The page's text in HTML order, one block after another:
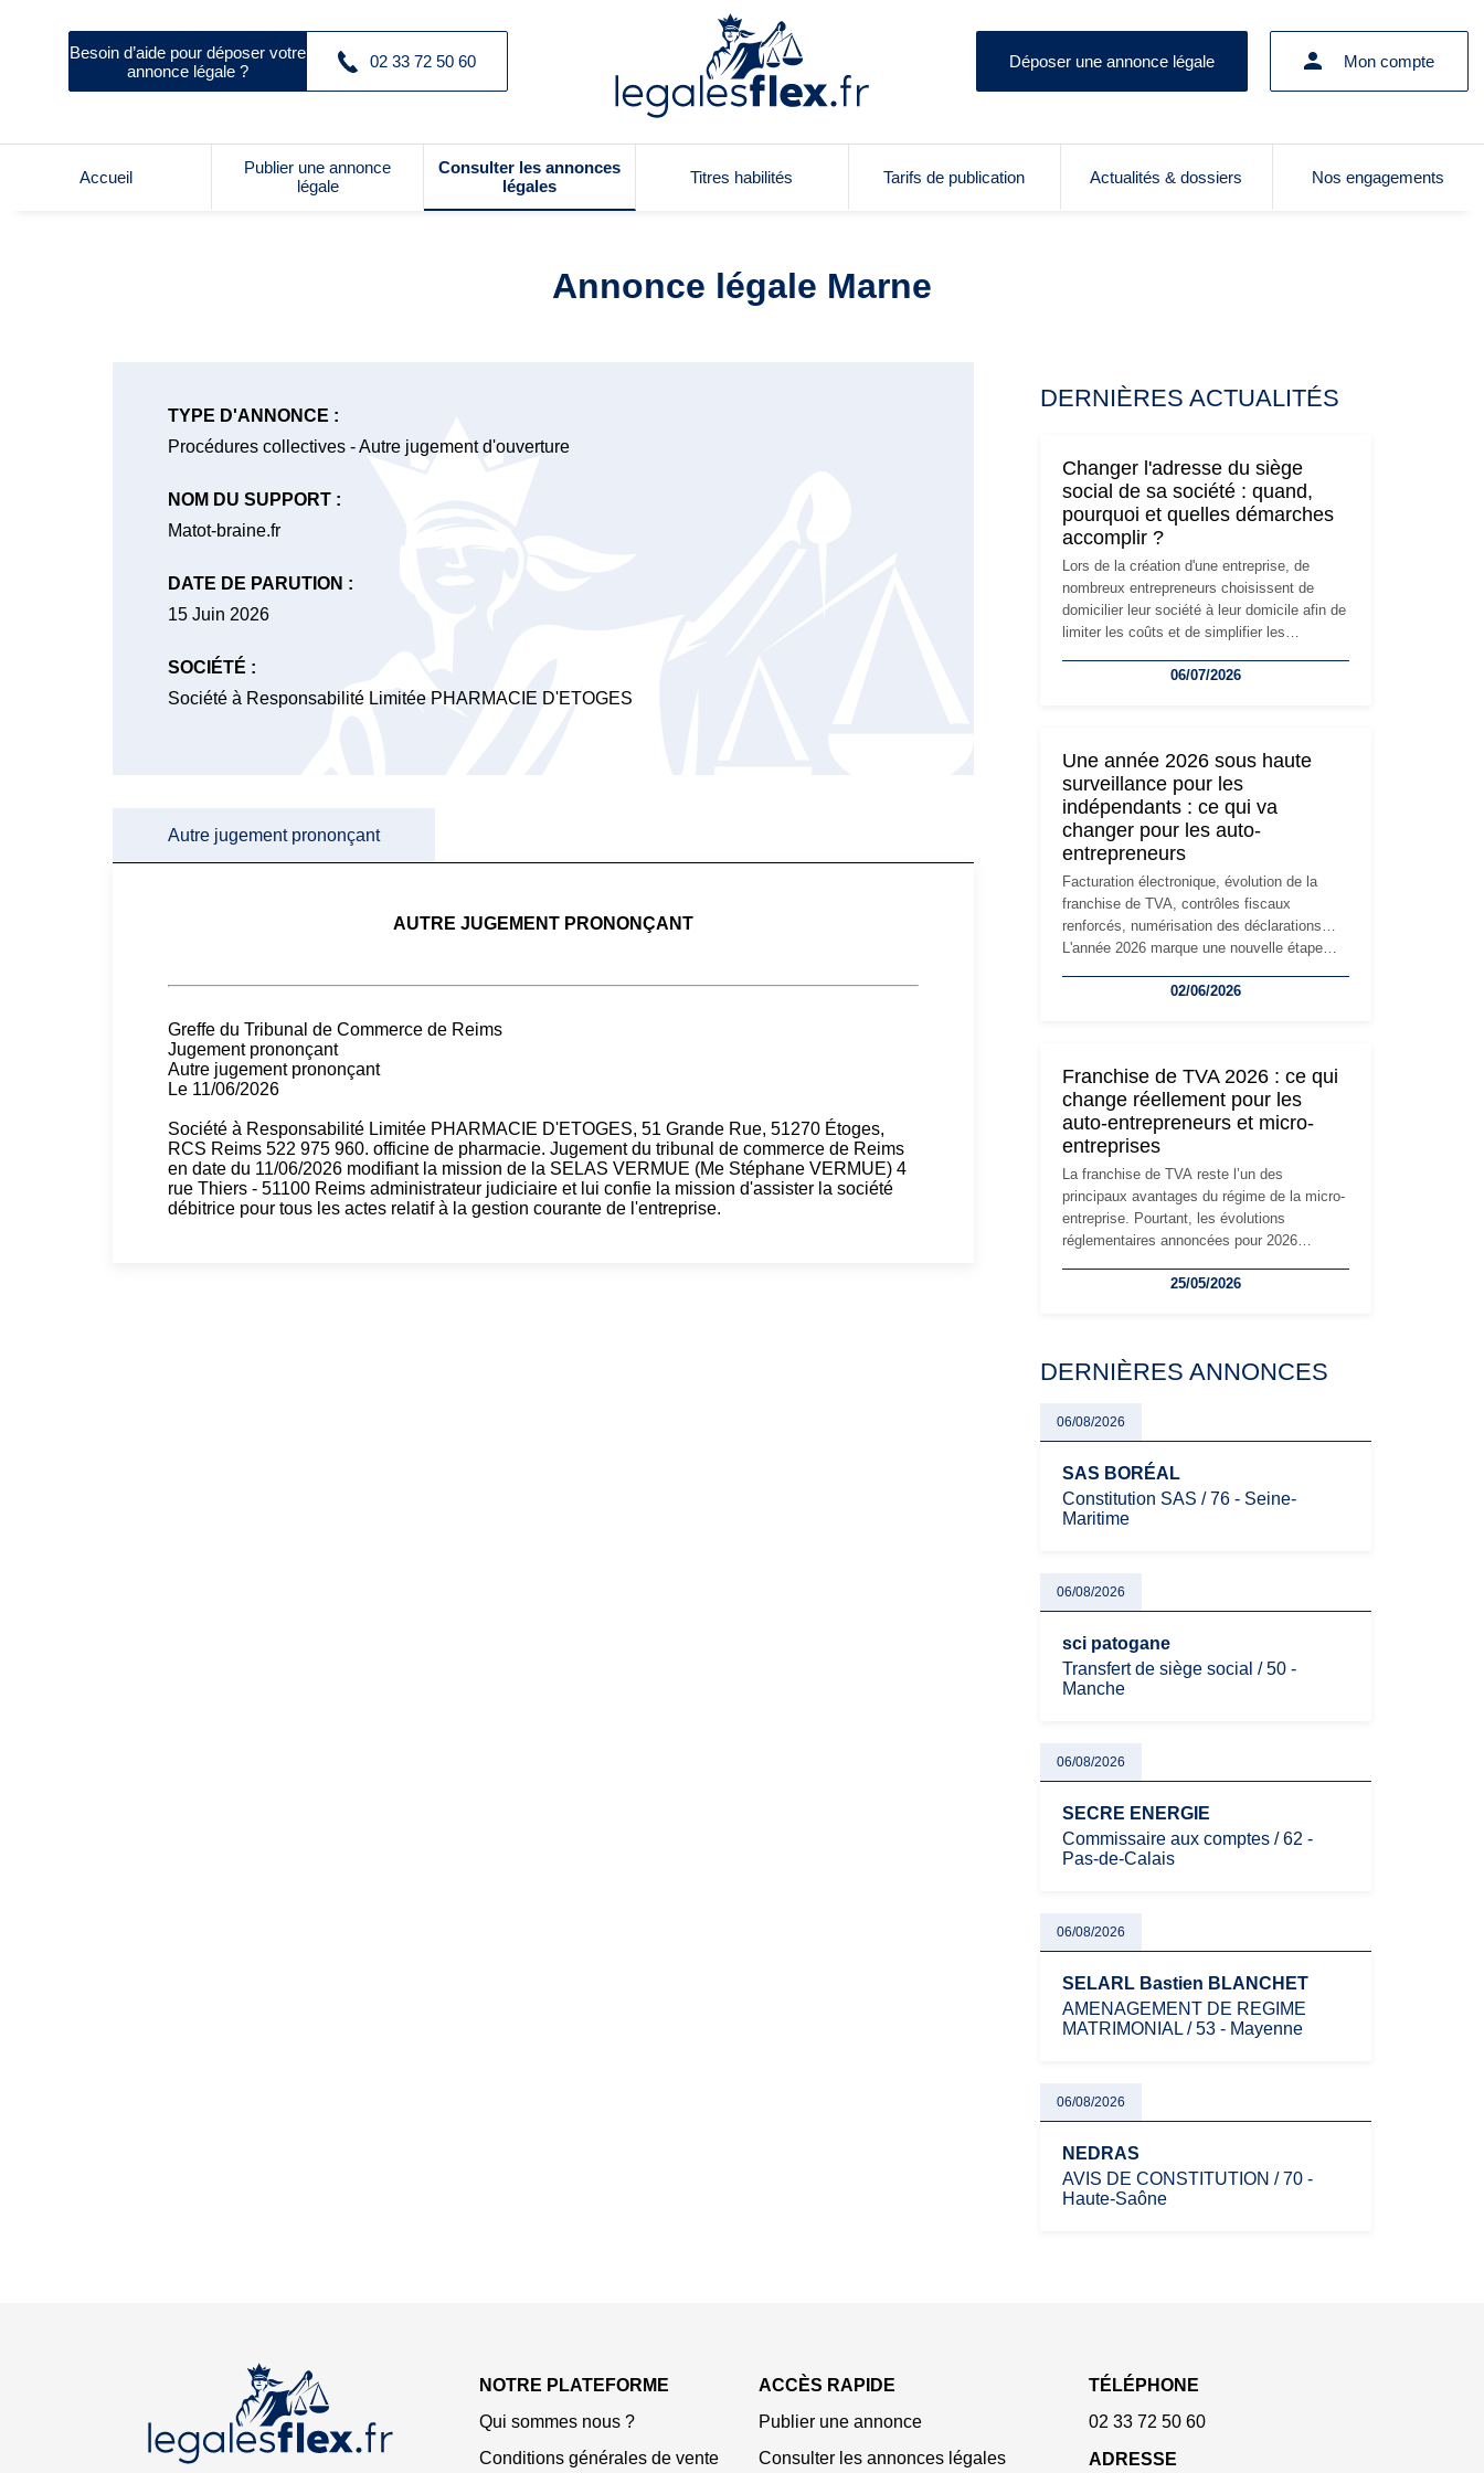
Besoin d’aide pour déposer votre
annonce légale ?
02 33 72 50 60 Déposer une annonce légale Mon compte
Accueil
Publier une annonce
légale
Consulter les annonces
légales
Titres habilités Tarifs de publication Actualités & dossiers Nos engagements
Annonce légale Marne
TYPE D'ANNONCE :
Procédures collectives - Autre jugement d'ouverture
NOM DU SUPPORT :
Matot-braine.fr
DATE DE PARUTION :
15 Juin 2026
SOCIÉTÉ :
Société à Responsabilité Limitée PHARMACIE D'ETOGES
Autre jugement prononçant
AUTRE JUGEMENT PRONONÇANT
Greffe du Tribunal de Commerce de Reims
Jugement prononçant
Autre jugement prononçant
Le 11/06/2026
Société à Responsabilité Limitée PHARMACIE D'ETOGES, 51 Grande Rue, 51270 Étoges,
RCS Reims 522 975 960. officine de pharmacie. Jugement du tribunal de commerce de Reims
en date du 11/06/2026 modifiant la mission de la SELAS VERMUE (Me Stéphane VERMUE) 4
rue Thiers - 51100 Reims administrateur judiciaire et lui confie la mission d'assister la société
débitrice pour tous les actes relatif à la gestion courante de l'entreprise.
DERNIÈRES ACTUALITÉS
Changer l'adresse du siège
social de sa société : quand,
pourquoi et quelles démarches
accomplir ?
Lors de la création d'une entreprise, de
nombreux entrepreneurs choisissent de
domicilier leur société à leur domicile afin de
limiter les coûts et de simplifier les
l'activité, cette solution peut rapidement
siège social répond souvent à une nouvelle
étape de la vie de l'entreprise et implique
plusieurs formalités obligatoires.
06/07/2026
Une année 2026 sous haute
surveillance pour les
indépendants : ce qui va
changer pour les auto-
entrepreneurs
Facturation électronique, évolution de la
franchise de TVA, contrôles fiscaux
renforcés, numérisation des déclarations…
L'année 2026 marque une nouvelle étape
travailleurs indépendants. Si le régime de la
réglementaire plus exigeant. Décryptage des
principaux changements et des précautions
à prendre pour éviter les mauvaises
surprises.
02/06/2026
Franchise de TVA 2026 : ce qui
change réellement pour les
auto-entrepreneurs et micro-
entreprises
La franchise de TVA reste l’un des
principaux avantages du régime de la micro-
entreprise. Pourtant, les évolutions
réglementaires annoncées pour 2026
les auto-entrepreneurs, artisans et
évoluent dans un contexte de contrôle
oblige les indépendants à rester
particulièrement vigilants.
25/05/2026
DERNIÈRES ANNONCES
06/08/2026
SAS BORÉAL
Constitution SAS / 76 - Seine-
Maritime
06/08/2026
sci patogane
Transfert de siège social / 50 -
Manche
06/08/2026
SECRE ENERGIE
Commissaire aux comptes / 62 -
Pas-de-Calais
06/08/2026
SELARL Bastien BLANCHET
AMENAGEMENT DE REGIME
MATRIMONIAL / 53 - Mayenne
06/08/2026
NEDRAS
AVIS DE CONSTITUTION / 70 -
Haute-Saône
NOTRE PLATEFORME
Qui sommes nous ?
Conditions générales de vente
ACCÈS RAPIDE
Publier une annonce
Consulter les annonces légales
TÉLÉPHONE
02 33 72 50 60
ADRESSE